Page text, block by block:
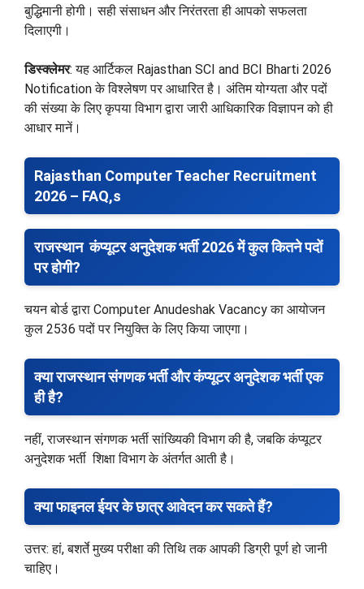
बुद्धिमानी होगी। सही संसाधन और निरंतरता ही आपको सफलता
दिलाएगी।
डिस्क्लेमर: यह आर्टिकल Rajasthan SCI and BCI Bharti 2026
Notification के विश्लेषण पर आधारित है। अंतिम योग्यता और पदों
की संख्या के लिए कृपया विभाग द्वारा जारी आधिकारिक विज्ञापन को ही
आधार मानें।
Rajasthan Computer Teacher Recruitment
2026 – FAQ,s
राजस्थान कंप्यूटर अनुदेशक भर्ती 2026 में कुल कितने पदों
पर होगी?
चयन बोर्ड द्वारा Computer Anudeshak Vacancy का आयोजन
कुल 2536 पदों पर नियुक्ति के लिए किया जाएगा।
क्या राजस्थान संगणक भर्ती और कंप्यूटर अनुदेशक भर्ती एक
ही है?
नहीं, राजस्थान संगणक भर्ती सांख्यिकी विभाग की है, जबकि कंप्यूटर
अनुदेशक भर्ती शिक्षा विभाग के अंतर्गत आती है।
क्या फाइनल ईयर के छात्र आवेदन कर सकते हैं?
उत्तर: हां, बशर्ते मुख्य परीक्षा की तिथि तक आपकी डिग्री पूर्ण हो जानी
चाहिए।